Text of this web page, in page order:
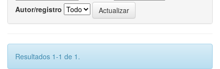
Autor/registro
Resultados 1-1 de 1.